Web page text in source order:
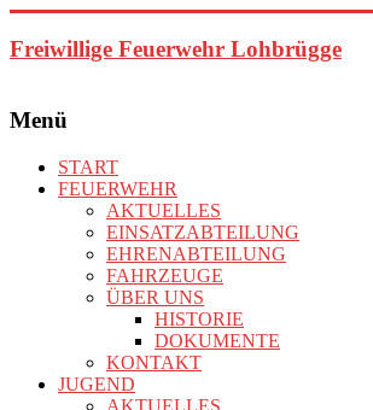
Inhalt
springen
Freiwillige Feuerwehr Lohbrügge
Menü
START
FEUERWEHR
AKTUELLES
EINSATZABTEILUNG
EHRENABTEILUNG
FAHRZEUGE
ÜBER UNS
HISTORIE
DOKUMENTE
KONTAKT
JUGEND
AKTUELLES